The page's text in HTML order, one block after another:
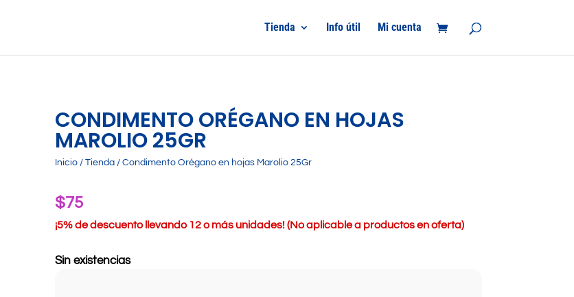
Tienda Info útil Mi cuenta
CONDIMENTO ORÉGANO EN HOJAS
MAROLIO 25GR
Inicio /Tienda / Condimento Orégano en hojas Marolio 25Gr
$75
¡5% de descuento llevando 12 o más unidades! (No aplicable a productos en oferta)
Sin existencias